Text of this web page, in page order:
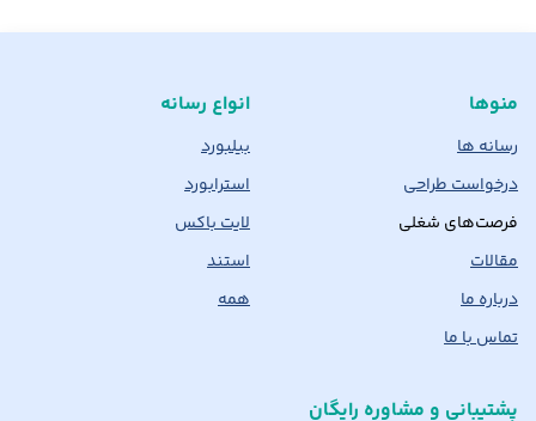
منوها
رسانه ها
درخواست طراحی
فرصت‌های شغلی
مقالات
درباره ما
تماس با ما
انواع رسانه
بیلبورد
استرابورد
لایت باکس
استند
همه
پشتیبانی و مشاوره رایگان